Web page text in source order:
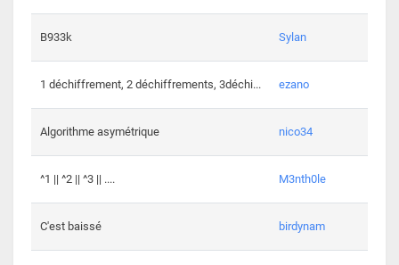
B933k Sylan
1 déchiffrement, 2 déchiffrements, 3déchi... ezano
Algorithme asymétrique nico34
^1 || ^2 || ^3 || .... M3nth0le
C'est baissé birdynam